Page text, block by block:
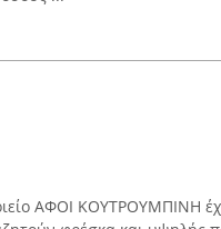
ΑΦΟΙ ΚΟΥΤΡΟΥΜΠΙΝΗ